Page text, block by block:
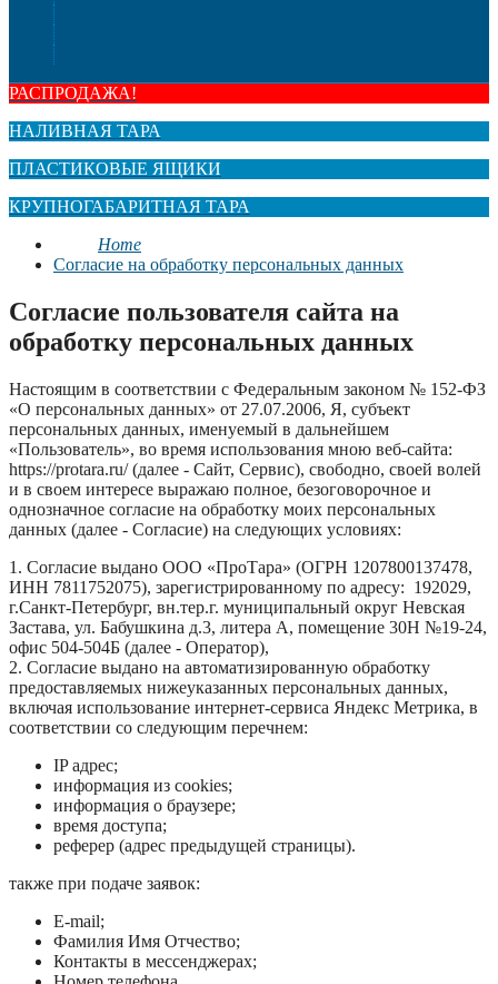
РАСПРОДАЖА!
НАЛИВНАЯ ТАРА
ПЛАСТИКОВЫЕ ЯЩИКИ
КРУПНОГАБАРИТНАЯ ТАРА
Home
Согласие на обработку персональных данных
Согласие пользователя сайта на
обработку персональных данных
Настоящим в соответствии с Федеральным законом № 152-ФЗ
«О персональных данных» от 27.07.2006, Я, субъект
персональных данных, именуемый в дальнейшем
«Пользователь», во время использования мною веб-сайта:
https://protara.ru/ (далее - Сайт, Сервис), свободно, своей волей
и в своем интересе выражаю полное, безоговорочное и
однозначное согласие на обработку моих персональных
данных (далее - Согласие) на следующих условиях:
1. Согласие выдано ООО «ПроТара» (ОГРН 1207800137478,
ИНН 7811752075), зарегистрированному по адресу: 192029,
г.Санкт-Петербург, вн.тер.г. муниципальный округ Невская
Застава, ул. Бабушкина д.3, литера А, помещение 30Н №19-24,
офис 504-504Б (далее - Оператор),
2. Согласие выдано на автоматизированную обработку
предоставляемых нижеуказанных персональных данных,
включая использование интернет-сервиса Яндекс Метрика, в
соответствии со следующим перечнем:
IP адрес;
информация из cookies;
информация о браузере;
время доступа;
реферер (адрес предыдущей страницы).
также при подаче заявок:
E-mail;
Фамилия Имя Отчество;
Контакты в мессенджерах;